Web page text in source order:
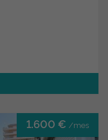
1.600 € /mes